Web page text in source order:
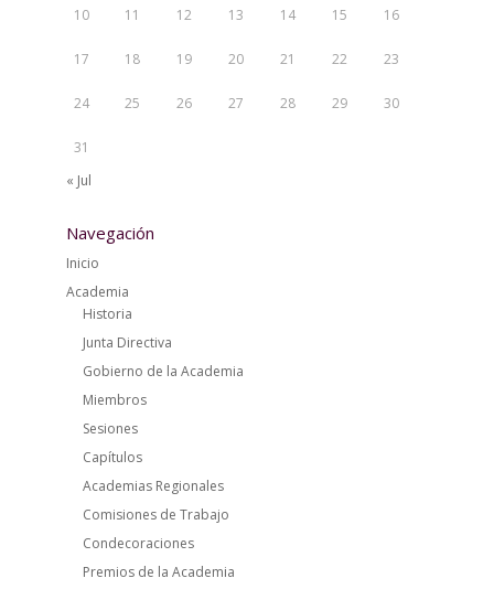
10 11 12 13 14 15 16
17 18 19 20 21 22 23
24 25 26 27 28 29 30
31
« Jul
Navegación
Inicio
Academia
Historia
Junta Directiva
Gobierno de la Academia
Miembros
Sesiones
Capítulos
Academias Regionales
Comisiones de Trabajo
Condecoraciones
Premios de la Academia